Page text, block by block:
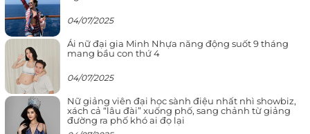
04/07/2025
Ái nữ đại gia Minh Nhựa năng động suốt 9 tháng
mang bầu con thứ 4
04/07/2025
Nữ giảng viên đại học sành điệu nhất nhì showbiz,
xách cả “lâu đài” xuống phố, sang chảnh từ giảng
đường ra phố khó ai đọ lại